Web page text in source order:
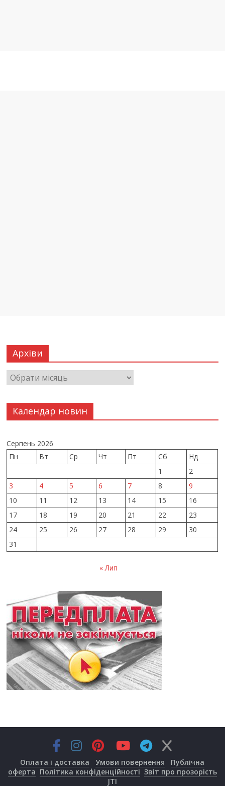
Архіви
Календар новин
Серпень 2026
Пн
Вт Ср Чт Пт Сб
Нд
1
2
3
4 5 6 7 8
9
10
11 12 13 14 15
16
17
18 19 20 21 22
23
24
25 26 27 28 29
30
31
« Лип
Оплата і доставка Умови повернення
Публічна
оферта Політика конфіденційності Звіт про прозорість
JTI